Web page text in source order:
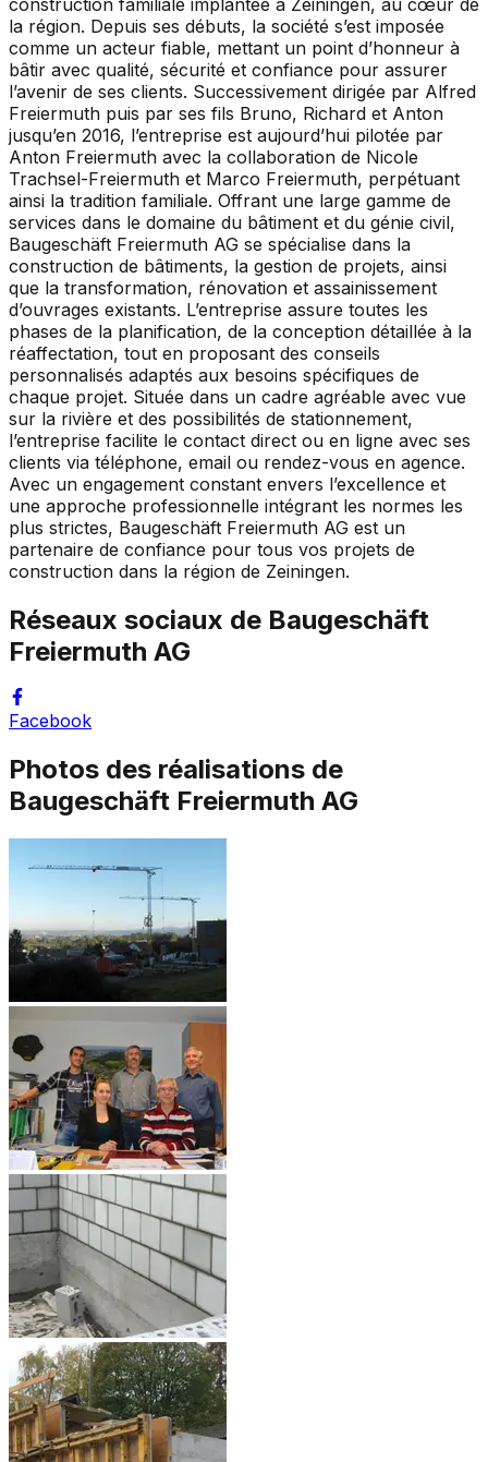
la région. Depuis ses débuts, la société s’est imposée
comme un acteur fiable, mettant un point d’honneur à
bâtir avec qualité, sécurité et confiance pour assurer
l’avenir de ses clients. Successivement dirigée par Alfred
Freiermuth puis par ses fils Bruno, Richard et Anton
jusqu’en 2016, l’entreprise est aujourd’hui pilotée par
Anton Freiermuth avec la collaboration de Nicole
Trachsel-Freiermuth et Marco Freiermuth, perpétuant
ainsi la tradition familiale. Offrant une large gamme de
services dans le domaine du bâtiment et du génie civil,
Baugeschäft Freiermuth AG se spécialise dans la
construction de bâtiments, la gestion de projets, ainsi
que la transformation, rénovation et assainissement
d’ouvrages existants. L’entreprise assure toutes les
phases de la planification, de la conception détaillée à la
réaffectation, tout en proposant des conseils
personnalisés adaptés aux besoins spécifiques de
chaque projet. Située dans un cadre agréable avec vue
sur la rivière et des possibilités de stationnement,
l’entreprise facilite le contact direct ou en ligne avec ses
clients via téléphone, email ou rendez-vous en agence.
Avec un engagement constant envers l’excellence et
une approche professionnelle intégrant les normes les
plus strictes, Baugeschäft Freiermuth AG est un
partenaire de confiance pour tous vos projets de
construction dans la région de Zeiningen.
Réseaux sociaux de Baugeschäft
Freiermuth AG
Facebook
Photos des réalisations de
Baugeschäft Freiermuth AG